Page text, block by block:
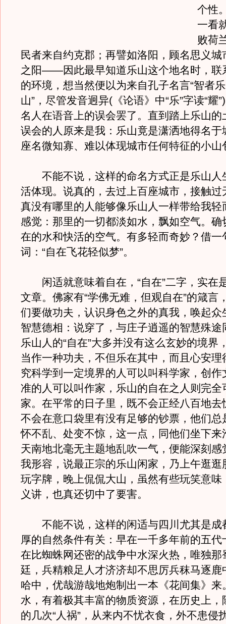
个性
一看
败荷
民者来自约克郡；再譬如洛阳，顾名思义城
之阳——因此最早知道乐山这个地名时，联
的环境，想当然便以为来自孔子名言“智者
山”，尽管发音迥异(《论语》中“乐”字读“耀
名人在语音上的误会罢了。直到踏上乐山的
误会的人原来是我：乐山竟是潇洒地得名于
座名微知寡、难以体现城市任何特征的小山
不能不说，这样的命名方式正是乐山人
活体现。说真的，去过上百座城市，接触过
真没有哪里的人能够像乐山人一样带给我轻
感觉：那里的一切都淡如水，飘如空气。确
在的水和快活的空气。有多轻而奇妙？借一
词：“自在飞花轻似梦”。
闲适就意味着自在，“自在”二字，实在
文章。佛家有“学佛无难，但观自在”的箴言
们要做功夫，认识身色之外的真我，唤起众
智慧德相：说穿了，与庄子逍遥的智慧殊途
乐山人的“自在”大多并没有这么玄妙的境界
当作一种功夫，不但乐在其中，而且心安理
究科学到一定境界的人可以叫科学家，创作
准的人可以叫作家，乐山的自在之人则完全
家。在平常的日子里，既不会正经八百地去
不会在意口袋里有没有足够的钞票，他们总
怀不乱、处变不惊，这一点，同他们坐下来
天南地北毫无主题地乱吹一气，便能深刻感
我形容，说最正宗的乐山闲家，乃上午逛逛
玩字牌，晚上侃侃大山，虽然有些玩笑意味
义讲，也真还切中了要害。
不能不说，这样的闲适与四川尤其是成
厚的自然条件有关：早在一千多年前的五代
在比蜘蛛网还密的战争中水深火热，唯独那
廷，兵精粮足人才济济却不思厉兵秣马逐鹿
哈中，优哉游哉地炮制出一本《花间集》来
水，有着极其丰富的物质资源，在历史上，
的几次“人祸”，从来内不忧衣食，外不患侵